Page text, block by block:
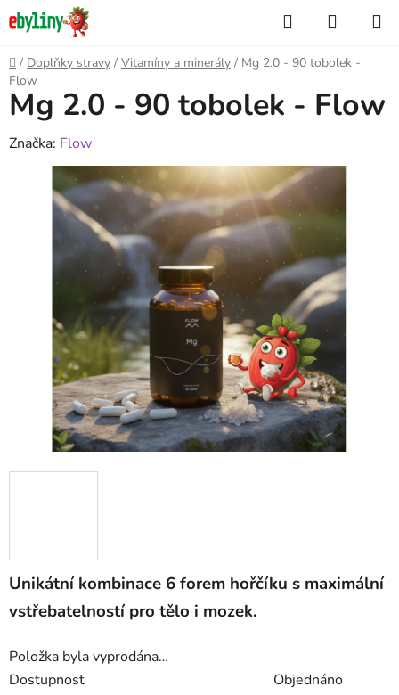
Přejít
na
obsah
Hledat
KOŠÍK
Domů
/ Doplňky stravy / Vitamíny a minerály / Mg 2.0 - 90 tobolek -
Flow
Unikátní kombinace 6 forem hořčíku s maximální
vstřebatelností pro tělo i mozek.
Položka byla vyprodána…
Dostupnost
Objednáno
Mg 2.0 - 90 tobolek - Flow
Značka: Flow